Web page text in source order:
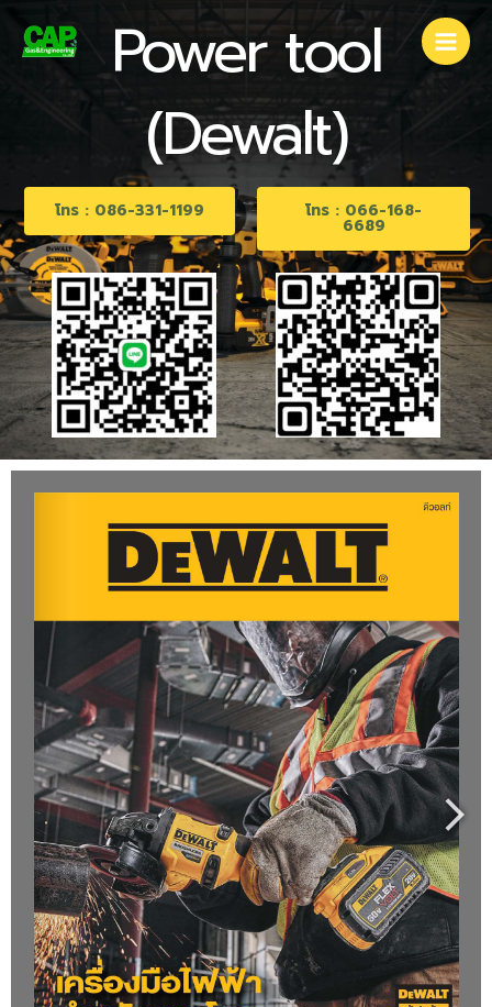
content
Main
Power tool
(Dewalt)
โทร : 086-331-1199 โทร : 066-168-
6689